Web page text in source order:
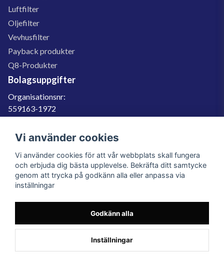
Luftfilter
Oljefilter
Vevhusfilter
Payback produkter
Q8-Produkter
Bolagsuppgifter
Organisationsnr:
559163-1972
SE559163197201
060-566 800
info@filter.se
559163-1972
© 2023 Filter.se, All rights reserved.
Vi använder cookies
Vi använder cookies för att vår webbplats skall fungera
och erbjuda dig bästa upplevelse. Bekräfta ditt samtycke
genom att trycka på godkänn alla eller anpassa via
inställningar
Godkänn alla
Inställningar